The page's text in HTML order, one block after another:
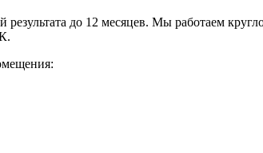
до 12 месяцев. Мы работаем